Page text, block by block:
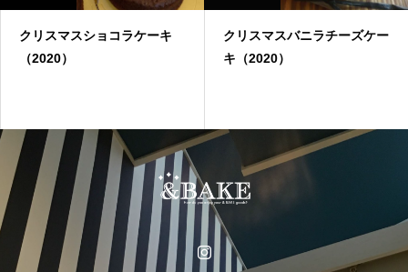
クリスマスショコラケーキ
（2020）
クリスマスバニラチーズケー
キ（2020）